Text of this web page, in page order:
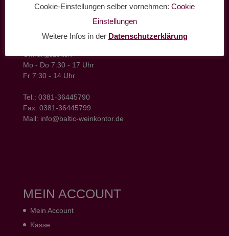
baltic weinkontor - Lager
Hansestrasse 6
Mo - Do 7:30 - 17 Uhr
Fr 7:30 - 14 Uhr
Tel.: 0381-36445790
Fax: 0381-36445799
Mail: info@baltic-weinkontor.de
MEIN ACCOUNT
Mein Account
Kasse
Cookie-Einstellungen selber vornehmen: Cookie
Einstellungen
Weitere Infos in der Datenschutzerklärung